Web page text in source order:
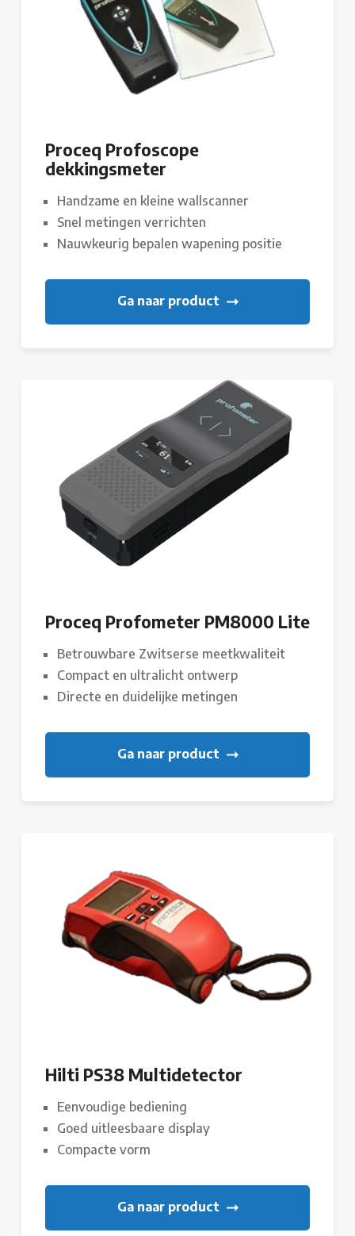
Proceq Profoscope
dekkingsmeter
Handzame en kleine wallscanner
Snel metingen verrichten
Nauwkeurig bepalen wapening positie
Ga naar product
Proceq Profometer PM8000 Lite
Betrouwbare Zwitserse meetkwaliteit
Compact en ultralicht ontwerp
Directe en duidelijke metingen
Ga naar product
Hilti PS38 Multidetector
Eenvoudige bediening
Goed uitleesbaare display
Compacte vorm
Ga naar product